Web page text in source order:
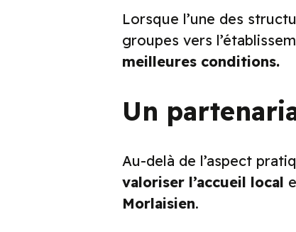
Lorsque l’une des
groupes vers
meilleures conditions.
Un
Au-delà de l’aspect
valoriser l’accueil local
Morlaisien.